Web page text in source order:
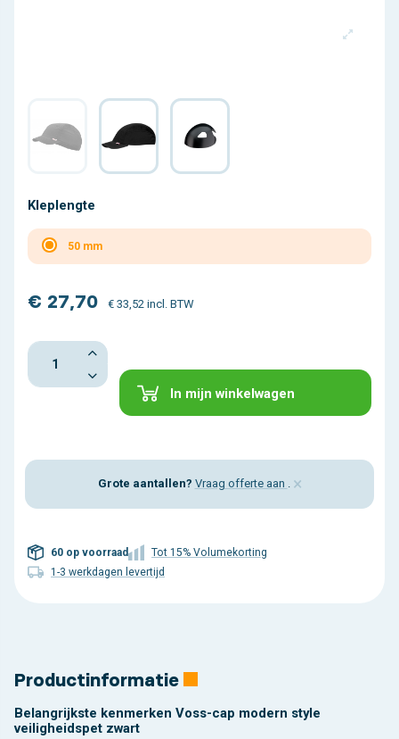
Kleplengte
50 mm
€ 27,70 € 33,52 incl. BTW
In mijn winkelwagen
Grote aantallen? Vraag offerte aan . ×
60 op voorraad
Tot 15% Volumekorting
1-3 werkdagen levertijd
Productinformatie
Belangrijkste kenmerken Voss-cap modern style
veiligheidspet zwart